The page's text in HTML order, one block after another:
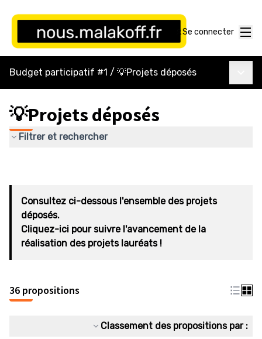
Se connecter
Budget participatif #1 / 💡Projets déposés
💡Projets déposés
Filtrer et rechercher
Consultez ci-dessous l'ensemble des projets
déposés.
Cliquez-ici pour suivre l'avancement de la
réalisation des projets lauréats !
36 propositions
Classement des propositions par :